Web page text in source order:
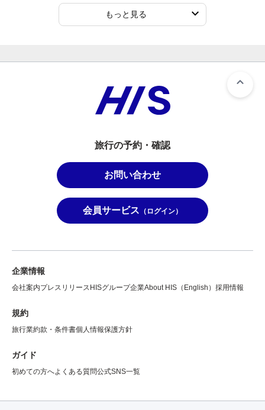
もっと見る
旅行の予約・確認
お問い合わせ
会員サービス （ログイン）
企業情報
会社案内プレスリリース HISグループ企業About HIS（English） 採用情報
規約
旅行業約款・条件書個人情報保護方針
ガイド
初めての方へよくある質問公式SNS一覧